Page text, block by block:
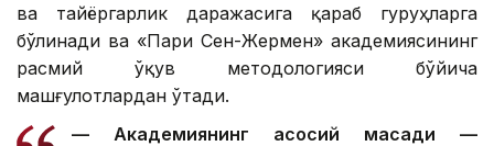
ва тайёргарлик даражасига қараб гуруҳларга
бўлинади ва «Пари Сен-Жермен» академиясининг
расмий ўқув методологияси бўйича
машғулотлардан ўтади.
— Академиянинг асосий мақсади —